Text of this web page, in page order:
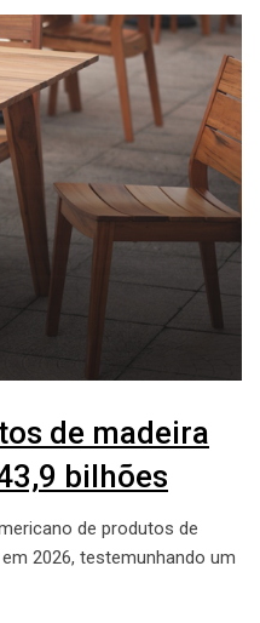
de madeira
bilhões
de produtos de
2026, testemunhando um